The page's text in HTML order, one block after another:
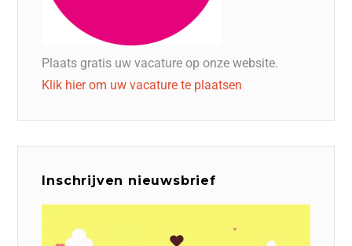
Plaats gratis uw vacature op onze website.
Klik hier om uw vacature te plaatsen
Inschrijven nieuwsbrief